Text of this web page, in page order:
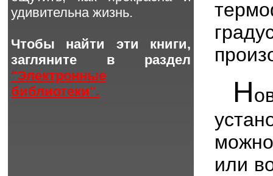
Н
или
удивительна жизнь.
Чтобы найти эти книги,
загляните в раздел
"Электронные
библиотеки".